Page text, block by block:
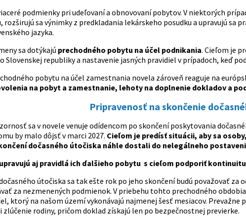
podmienky pri udeľovaní a obnovovaní pobytov. V niektorých
rozširujú sa výnimky z predkladania lekárskeho posudku a upravujú sa
jazyka.
sa dotýkajú prechodného pobytu na účel podnikania. Cieľom je
Slovenskej republiky a nastavenie jasných pravidiel v prípadoch, keď
pobytu na účel zamestnania novela zároveň reaguje na
na pobyt a zamestnanie, lehoty na doplnenie dokladov a
Pripravenosť na skončenie
sa v novele venuje odídencom po skončení poskytovania
by malo dôjsť v marci 2027. Cieľom je predísť situácii, aby sa
dočasného útočiska náhle dostali do nelegálneho
aj pravidlá ich ďalšieho pobytu s cieľom podporiť
útočiska sa tak ešte rok po jeho skončení budú považovať za
za nezmenených podmienok. V priebehu tohto prechodného
ktorý na našom území vykonávajú najmenej šesť mesiacov.
zlúčenie rodiny, pričom doklad získajú len po bezpečnostnej previerke.